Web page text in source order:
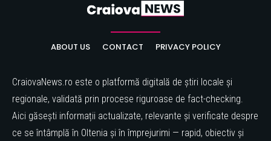
ABOUT US CONTACT PRIVACY POLICY
CraiovaNews.ro este o platformă digitală de știri locale și
regionale, validată prin procese riguroase de fact-checking.
Aici găsești informații actualizate, relevante și verificate despre
ce se întâmplă în Oltenia și în împrejurimi — rapid, obiectiv și